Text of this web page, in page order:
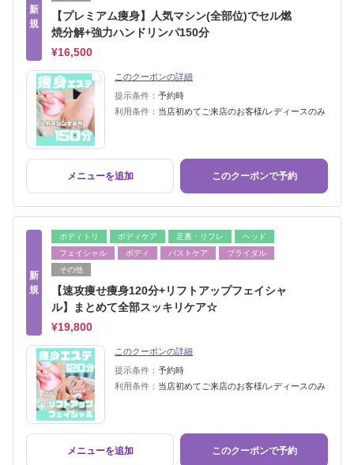
新
規
【プレミアム痩身】人気マシン(全部位)でセル燃
焼分解+強力ハンドリンパ150分
¥16,500
このクーポンの詳細
提示条件： 予約時
利用条件： 当店初めてご来店のお客様/レディースのみ
メニューを追加 このクーポンで予約
新
規
ボディトリ ボディケア 足裏・リフレ
ヘッド
フェイシャル
ボディ バストケア
ブライダル
その他
【速攻痩せ痩身120分+リフトアップフェイシャ
ル】まとめて全部スッキリケア☆
¥19,800
このクーポンの詳細
提示条件： 予約時
利用条件： 当店初めてご来店のお客様/レディースのみ
メニューを追加 このクーポンで予約